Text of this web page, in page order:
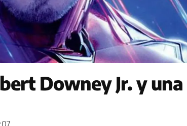
Downey Jr. y una